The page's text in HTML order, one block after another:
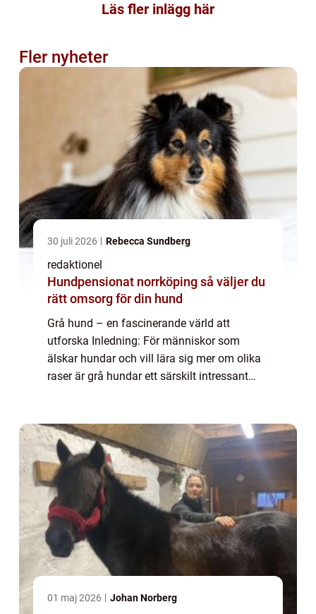
Läs fler inlägg här
Fler nyheter
30 juli 2026 Rebecca Sundberg
redaktionel
Hundpensionat norrköping så väljer du
rätt omsorg för din hund
Grå hund – en fascinerande värld att
utforska Inledning: För människor som
älskar hundar och vill lära sig mer om olika
raser är grå hundar ett särskilt intressant
01 maj 2026 Johan Norberg